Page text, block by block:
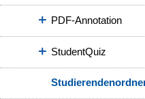
PDF-Annotation
StudentQuiz